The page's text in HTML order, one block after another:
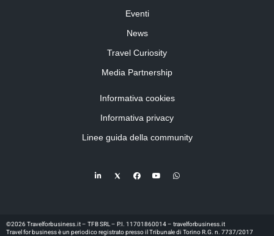
Eventi
News
Travel Curiosity
Media Partnership
Informativa cookies
Informativa privacy
Linee guida della community
©2026 Travelforbusiness.it – TFB SRL – P.I. 11701860014 – travelforbusiness.it
Travel for business è un periodico registrato presso il Tribunale di Torino R.G. n. 7737/2017